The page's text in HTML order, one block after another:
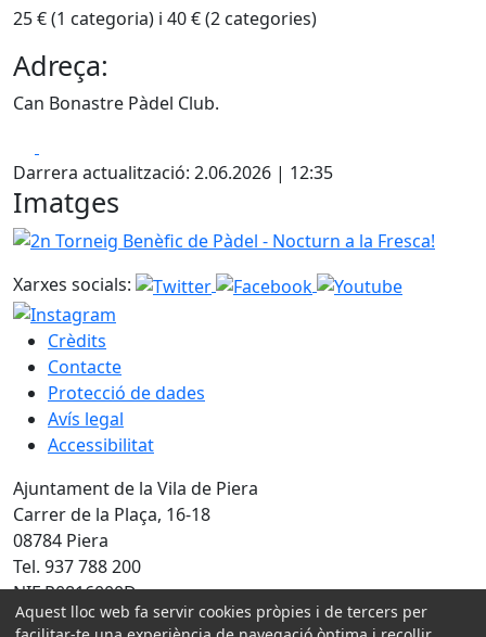
25 € (1 categoria) i 40 € (2 categories)
Adreça:
Can Bonastre Pàdel Club.
Darrera actualització: 2.06.2026 | 12:35
Imatges
2n Torneig Benèfic de Pàdel - Nocturn a la Fresca!
Xarxes socials:
Crèdits
Contacte
Protecció de dades
Avís legal
Accessibilitat
Ajuntament de la Vila de Piera
Carrer de la Plaça, 16-18
08784 Piera
Tel. 937 788 200
NIF P0816000D
Aquest lloc web fa servir cookies pròpies i de tercers per